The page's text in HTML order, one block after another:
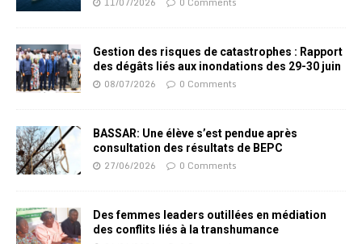
Gestion des risques de catastrophes : Rapport
des dégâts liés aux inondations des 29-30 juin
08/07/2026 0 Comments
BASSAR: Une élève s’est pendue après
consultation des résultats de BEPC
27/06/2026 0 Comments
Des femmes leaders outillées en médiation
des conflits liés à la transhumance